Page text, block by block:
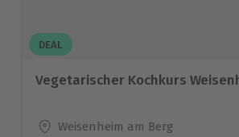
DEAL
Vegetarischer Kochkurs
Standort
Weisenheim am Berg